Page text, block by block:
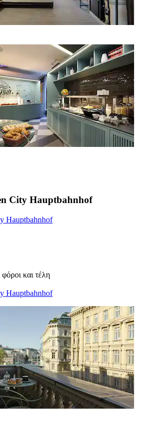
City Hauptbahnhof
Hauptbahnhof
και τέλη
Hauptbahnhof